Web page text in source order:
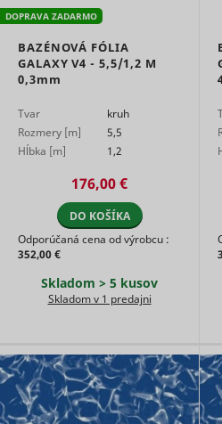
TESTCOOKIESENABLED
VISITOR_INFO1_LIVE
YSC
DOPRAVA ZADARMO
BAZÉNOVÁ FÓLIA
GALAXY V4 - 5,5/1,2 M
0,3mm
Tvar
kruh
Rozmery [m]
5,5
Hĺbka [m]
1,2
176,00 €
DO KOŠÍKA
Odporúčaná cena od výrobcu :
352,00 €
Skladom > 5 kusov
Skladom v 1 predajni